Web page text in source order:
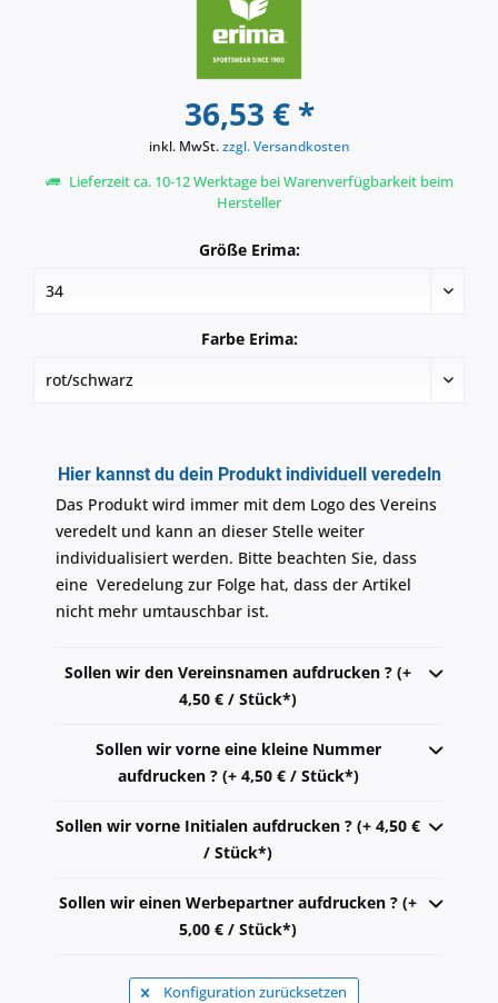
36,53 € *
inkl. MwSt.zzgl. Versandkosten
Lieferzeit ca. 10-12 Werktage bei Warenverfügbarkeit beim
Hersteller
Größe Erima:
Farbe Erima:
Hier kannst du dein Produkt individuell veredeln
Das Produkt wird immer mit dem Logo des Vereins
veredelt und kann an dieser Stelle weiter
individualisiert werden. Bitte beachten Sie, dass
eine Veredelung zur Folge hat, dass der Artikel
nicht mehr umtauschbar ist.
Sollen wir den Vereinsnamen aufdrucken ? (+
4,50 € / Stück*)
Sollen wir vorne eine kleine Nummer
aufdrucken ? (+ 4,50 € / Stück*)
Sollen wir vorne Initialen aufdrucken ? (+ 4,50 €
/ Stück*)
Sollen wir einen Werbepartner aufdrucken ? (+
5,00 € / Stück*)
Konfiguration zurücksetzen